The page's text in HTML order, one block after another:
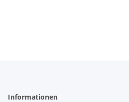
Informationen